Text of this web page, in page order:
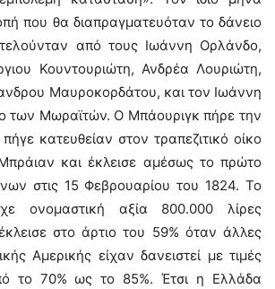
που θα διαπραγματευόταν το δάνειο
από τους Ιωάννη Ορλάνδο,
Κουντουριώτη, Ανδρέα Λουριώτη,
Μαυροκορδάτου, και τον Ιωάννη
των Μωραϊτών. Ο Μπάουριγκ πήρε την
κατευθείαν στον τραπεζιτικό οίκο
και έκλεισε αμέσως το πρώτο
στις 15 Φεβρουαρίου του 1824. Το
ονομαστική αξία 800.000 λίρες
στο άρτιο του 59% όταν άλλες
Αμερικής είχαν δανειστεί με τιμές
το 70% ως το 85%. Έτσι η Ελλάδα